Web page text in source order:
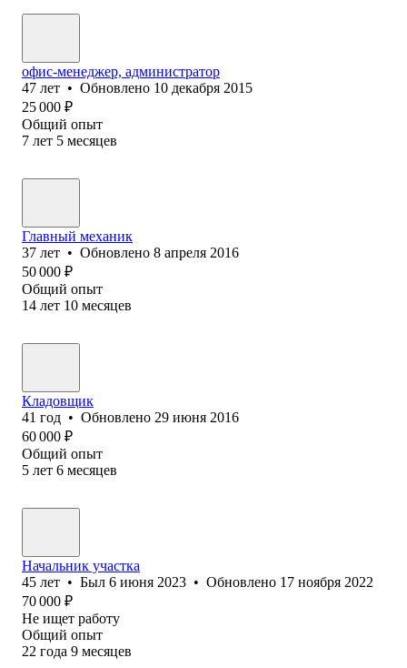
офис-менеджер, администратор
47 лет • Обновлено 10 декабря 2015
25 000 ₽
Общий опыт
7 лет 5 месяцев
Главный механик
37 лет • Обновлено 8 апреля 2016
50 000 ₽
Общий опыт
14 лет 10 месяцев
Кладовщик
41 год • Обновлено 29 июня 2016
60 000 ₽
Общий опыт
5 лет 6 месяцев
Начальник участка
45 лет • Был 6 июня 2023 • Обновлено 17 ноября 2022
70 000 ₽
Не ищет работу
Общий опыт
22 года 9 месяцев